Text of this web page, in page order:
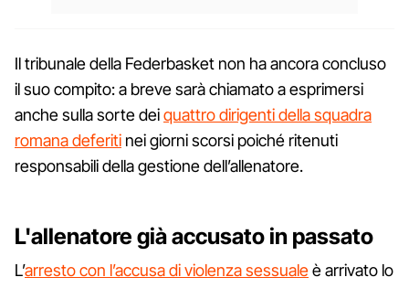
Il tribunale della Federbasket non ha ancora concluso
il suo compito: a breve sarà chiamato a esprimersi
anche sulla sorte deiquattro dirigenti della squadra
romana deferiti nei giorni scorsi poiché ritenuti
responsabili della gestione dell’allenatore.
L'allenatore già accusato in passato
L’arresto con l’accusa di violenza sessualeè arrivato lo